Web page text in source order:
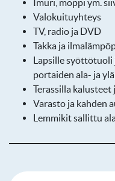
Imuri, moppi ym.
Valokuituyhteys
TV, radio ja DVD
Takka ja
Lapsille syöttötuoli
portaiden ala- ja
Terassilla kalusteet
Varasto ja kahden
Lemmikit sallittu